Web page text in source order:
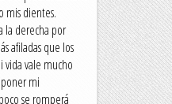
mis dientes.
la derecha por
afiladas que los
vale mucho
mi
se romperá